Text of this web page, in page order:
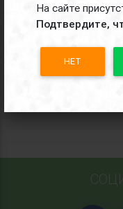
На сайте
Подтвердите,
НЕТ
Черное
и полудлинными